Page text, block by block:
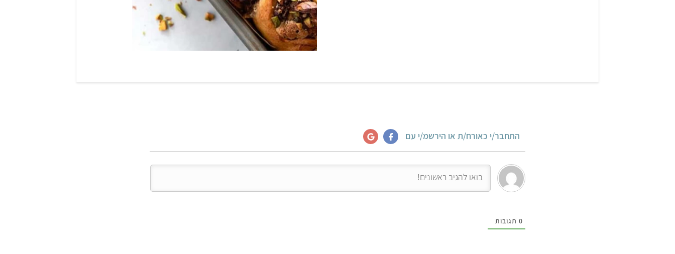
התחבר/י כאורח/ת או הירשמ/י עם
0 תגובות